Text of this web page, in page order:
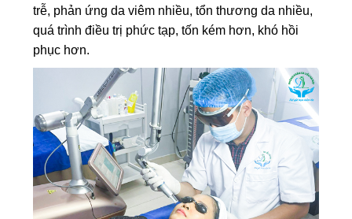
trễ, phản ứng da viêm nhiều, tổn thương da nhiều,
quá trình điều trị phức tạp, tốn kém hơn, khó hồi
phục hơn.